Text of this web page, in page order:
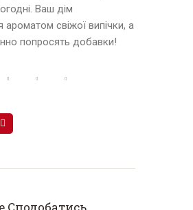
Ваш дім
ароматом свіжої випічки, а
попросять добавки!